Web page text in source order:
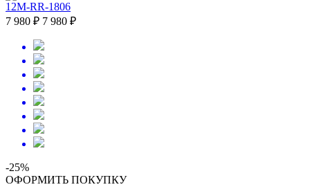
12M-RR-1806
7 980 ₽ 7 980 ₽
-25%
ОФОРМИТЬ ПОКУПКУ